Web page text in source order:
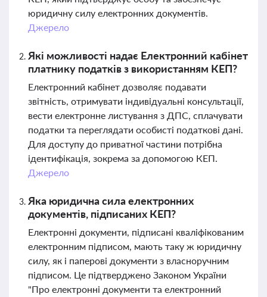
юридичну силу електронних документів.
Джерело
Які можливості надає Електронний кабінет
платнику податків з використанням КЕП?
Електронний кабінет дозволяє подавати
звітність, отримувати індивідуальні консультації,
вести електронне листування з ДПС, сплачувати
податки та переглядати особисті податкові дані.
Для доступу до приватної частини потрібна
ідентифікація, зокрема за допомогою КЕП.
Джерело
Яка юридична сила електронних
документів, підписаних КЕП?
Електронні документи, підписані кваліфікованим
електронним підписом, мають таку ж юридичну
силу, як і паперові документи з власноручним
підписом. Це підтверджено Законом України
"Про електронні документи та електронний